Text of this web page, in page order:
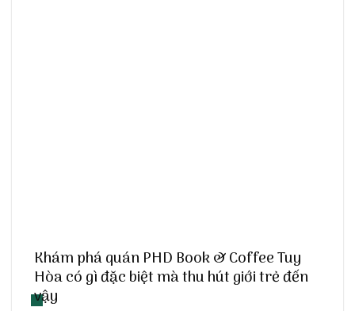
Khám phá quán PHD Book & Coffee Tuy
Hòa có gì đặc biệt mà thu hút giới trẻ đến
vậy